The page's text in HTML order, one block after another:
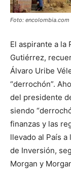
Foto: encolombia.com
El aspirante a la
Gutiérrez,
Álvaro Uribe
“derrochón”.
del presidente
siendo
finanzas y las
llevado al País a
de Inversión,
Morgan y